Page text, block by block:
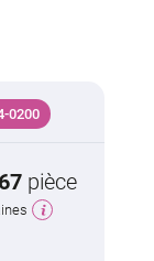
0200
pièce